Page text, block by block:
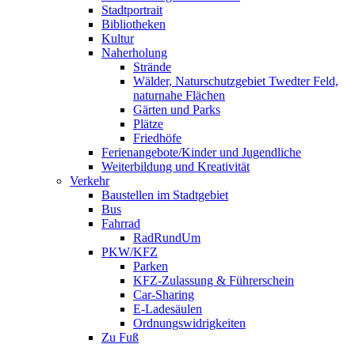
Stadtportrait
Bibliotheken
Kultur
Naherholung
Strände
Wälder, Naturschutzgebiet Twedter Feld,
naturnahe Flächen
Gärten und Parks
Plätze
Friedhöfe
Ferienangebote/Kinder und Jugendliche
Weiterbildung und Kreativität
Verkehr
Baustellen im Stadtgebiet
Bus
Fahrrad
RadRundUm
PKW/KFZ
Parken
KFZ-Zulassung & Führerschein
Car-Sharing
E-Ladesäulen
Ordnungswidrigkeiten
Zu Fuß